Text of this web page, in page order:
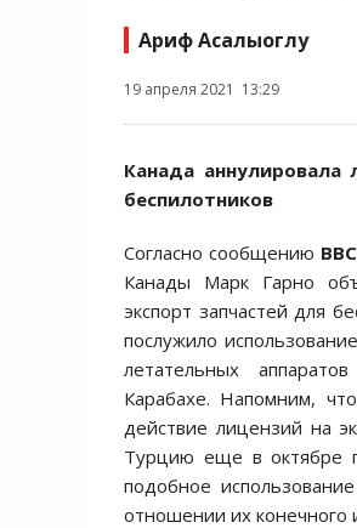
Ариф Асалыоглу
19 апреля 2021 13:29
Канада аннулировала
беспилотников
Согласно сообщению BBC
Канады Марк Гарно
экспорт запчастей для
послужило
летательных
Карабахе. Напомним,
действие лицензий на
Турцию еще в октябре
подобное
отношении их конечного